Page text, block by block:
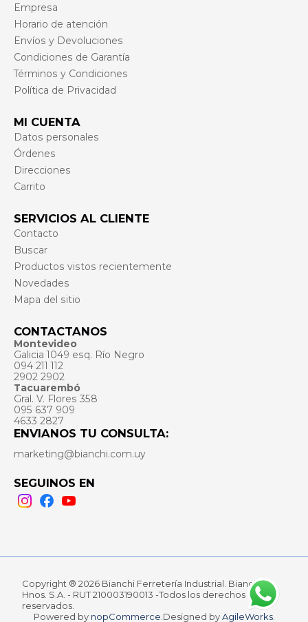
Empresa
Horario de atención
Envíos y Devoluciones
Condiciones de Garantía
Términos y Condiciones
Política de Privacidad
MI CUENTA
Datos personales
Órdenes
Direcciones
Carrito
SERVICIOS AL CLIENTE
Contacto
Buscar
Productos vistos recientemente
Novedades
Mapa del sitio
CONTACTANOS
Montevideo
Galicia 1049 esq. Río Negro
094 211 112
2902 2902
Tacuarembó
Gral. V. Flores 358
095 637 909
4633 2827
ENVIANOS TU CONSULTA:
marketing@bianchi.com.uy
SEGUINOS EN
Instagram
FacebookYoutube
Copyright ® 2026 Bianchi Ferretería Industrial. Bianchi
Hnos. S.A. - RUT 210003190013 -Todos los derechos
reservados.
Powered by nopCommerce. Designed byAgileWorks.